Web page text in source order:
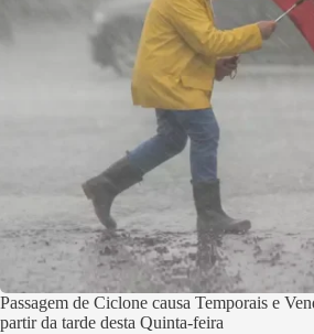
Passagem de Ciclone causa Temporais e
partir da tarde desta Quinta-feira